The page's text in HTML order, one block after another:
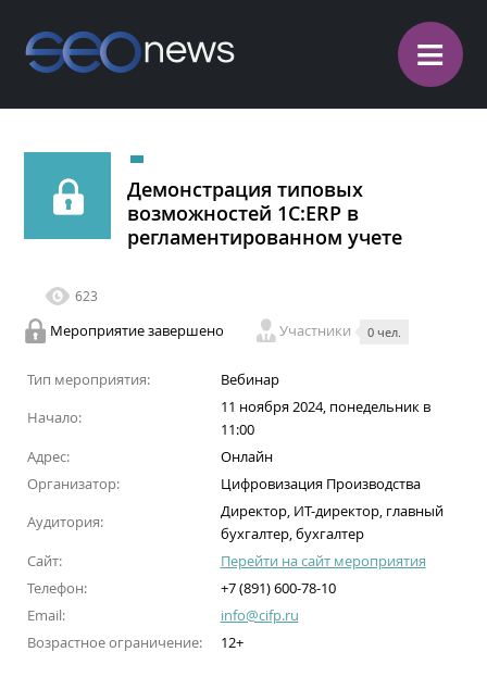
≡
Демонстрация типовых
возможностей 1С:ERP в
регламентированном учете
623
Мероприятие завершено Участники 0 чел.
Тип мероприятия:
Вебинар
Начало:
11 ноября 2024, понедельник в
11:00
Адрес:
Онлайн
Организатор:
Цифровизация Производства
Аудитория:
Директор, ИТ-директор, главный
бухгалтер, бухгалтер
Сайт:
Перейти на сайт мероприятия
Телефон:
+7 (891) 600-78-10
Email:
info@cifp.ru
Возрастное ограничение:
12+